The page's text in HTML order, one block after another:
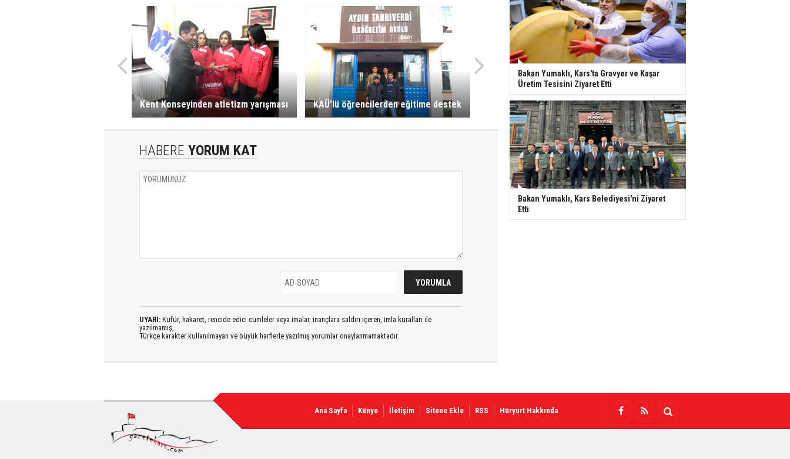
Kent Konseyinden atletizm yarışması KAÜ’lü öğrencilerden eğitime destek
HABERE YORUM KAT
UYARI: Küfür, hakaret, rencide edici cümleler veya imalar, inançlara saldırı içeren, imla kuralları ile
yazılmamış,
Türkçe karakter kullanılmayan ve büyük harflerle yazılmış yorumlar onaylanmamaktadır.
Bakan Yumaklı, Kars'ta Gravyer ve Kaşar
Üretim Tesisini Ziyaret Etti
Bakan Yumaklı, Kars Belediyesi'ni Ziyaret
Etti
Ana Sayfa Künye İletişim Sitene Ekle RSS Hüryurt Hakkında